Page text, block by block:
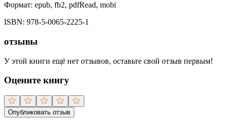
Формат: epub, fb2, pdfRead, mobi
ISBN: 978-5-0065-2225-1
отзывы
У этой книги ещё нет отзывов, оставьте свой отзыв первым!
Оцените книгу
Опубликовать отзыв